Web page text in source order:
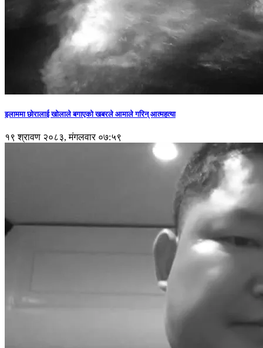
इलाममा छोरालाई खोलाले बगाएकाे खबरले आमाले गरिन् आत्महत्या
१९ श्रावण २०८३, मंगलवार ०७:५९